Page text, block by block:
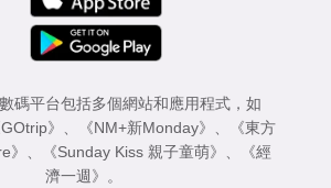
碼平台包括多個網站和應用程式，如
GOtrip》 、 《NM+新Monday》 、
《東方
》 、 《Sunday Kiss 親子童萌》 、
《經
濟一週》 。